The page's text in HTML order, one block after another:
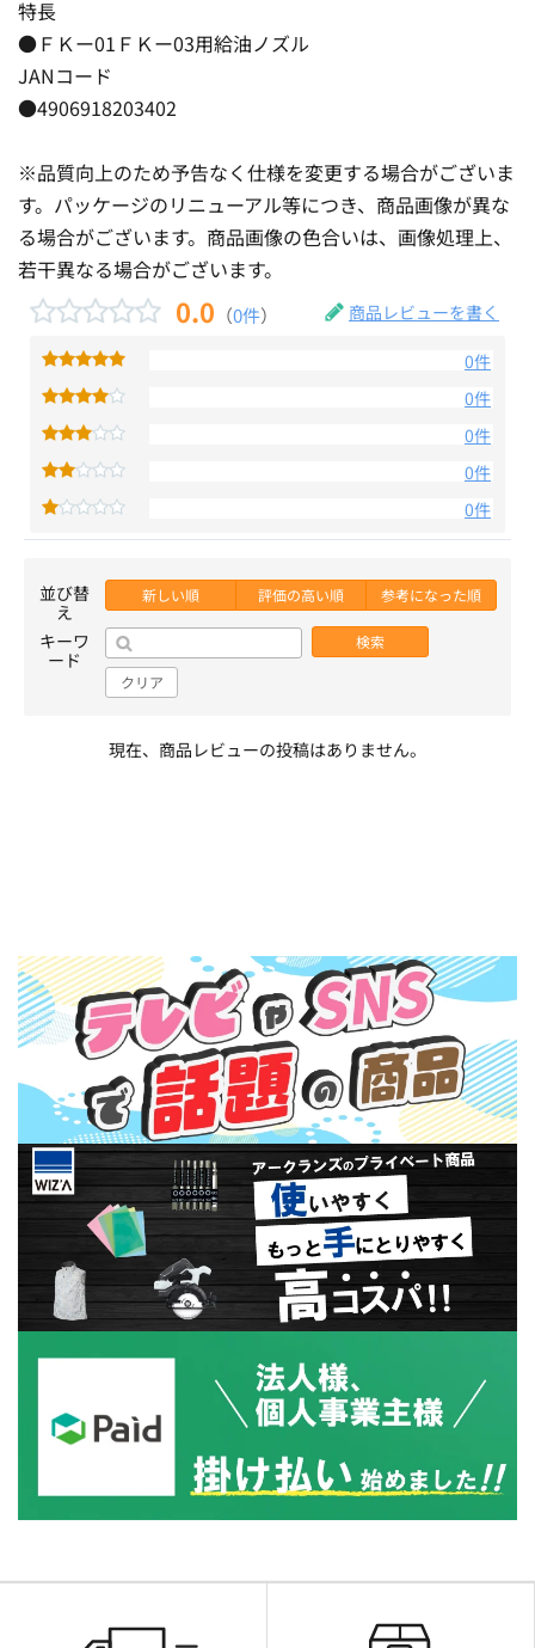
特長
●ＦＫー01ＦＫー03用給油ノズル
JANコード
●4906918203402
※品質向上のため予告なく仕様を変更する場合がございま
す。パッケージのリニューアル等につき、商品画像が異な
る場合がございます。商品画像の色合いは、画像処理上、
若干異なる場合がございます。
0.0 （0件） 商品レビューを書く
0件
0件
0件
0件
0件
並び替
え
新しい順 評価の高い順 参考になった順
キーワ
ード
検索
クリア
現在、商品レビューの投稿はありません。